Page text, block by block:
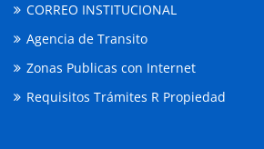
CORREO INSTITUCIONAL
Agencia de Transito
Zonas Publicas con Internet
Requisitos Trámites R Propiedad